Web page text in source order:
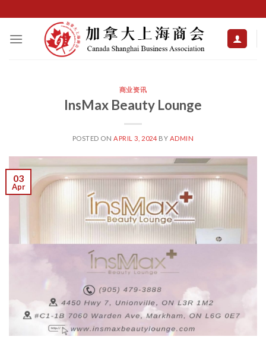
to
content
商业资讯
InsMax Beauty Lounge
POSTED ON APRIL 3, 2024 BY ADMIN
03
Apr